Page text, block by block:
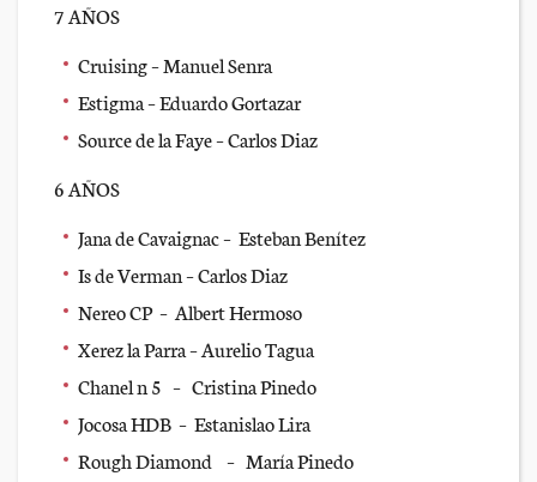
7 AÑOS
Cruising – Manuel Senra
Estigma – Eduardo Gortazar
Source de la Faye – Carlos Diaz
6 AÑOS
Jana de Cavaignac – Esteban Benítez
Is de Verman – Carlos Diaz
Nereo CP – Albert Hermoso
Xerez la Parra – Aurelio Tagua
Chanel n 5 – Cristina Pinedo
Jocosa HDB – Estanislao Lira
Rough Diamond – María Pinedo